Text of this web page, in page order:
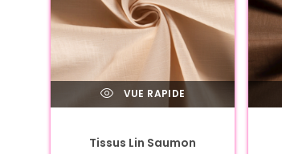
VUE RAPIDE
Tissus Lin Saumon